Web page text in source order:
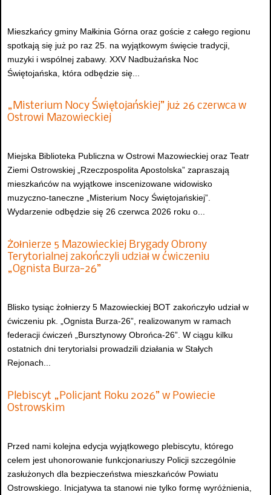
Mieszkańcy gminy Małkinia Górna oraz goście z całego regionu
spotkają się już po raz 25. na wyjątkowym święcie tradycji,
muzyki i wspólnej zabawy. XXV Nadbużańska Noc
Świętojańska, która odbędzie się...
„Misterium Nocy Świętojańskiej” już 26 czerwca w
Ostrowi Mazowieckiej
Miejska Biblioteka Publiczna w Ostrowi Mazowieckiej oraz Teatr
Ziemi Ostrowskiej „Rzeczpospolita Apostolska” zapraszają
mieszkańców na wyjątkowe inscenizowane widowisko
muzyczno-taneczne „Misterium Nocy Świętojańskiej”.
Wydarzenie odbędzie się 26 czerwca 2026 roku o...
Żołnierze 5 Mazowieckiej Brygady Obrony
Terytorialnej zakończyli udział w ćwiczeniu
„Ognista Burza-26”
Blisko tysiąc żołnierzy 5 Mazowieckiej BOT zakończyło udział w
ćwiczeniu pk. „Ognista Burza-26”, realizowanym w ramach
federacji ćwiczeń „Bursztynowy Obrońca-26”. W ciągu kilku
ostatnich dni terytorialsi prowadzili działania w Stałych
Rejonach...
Plebiscyt „Policjant Roku 2026” w Powiecie
Ostrowskim
Przed nami kolejna edycja wyjątkowego plebiscytu, którego
celem jest uhonorowanie funkcjonariuszy Policji szczególnie
zasłużonych dla bezpieczeństwa mieszkańców Powiatu
Ostrowskiego. Inicjatywa ta stanowi nie tylko formę wyróżnienia,